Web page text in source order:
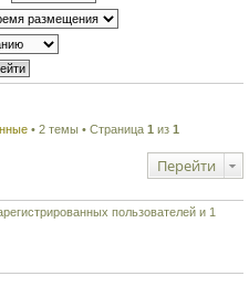
• 2 темы • Страница 1 из 1
Перейти
пользователей и 1